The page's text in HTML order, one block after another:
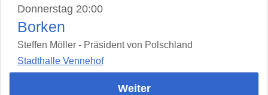
Donnerstag 20:00
Borken
Steffen Möller - Präsident von Polschland
Stadthalle Vennehof
Weiter